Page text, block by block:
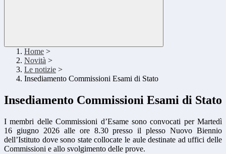
Home >
Novità >
Le notizie >
Insediamento Commissioni Esami di Stato
Insediamento Commissioni Esami di Stato
I membri delle Commissioni d’Esame sono convocati per Martedì
16 giugno 2026 alle ore 8.30 presso il plesso Nuovo Biennio
dell’Istituto dove sono state collocate le aule destinate ad uffici delle
Commissioni e allo svolgimento delle prove.